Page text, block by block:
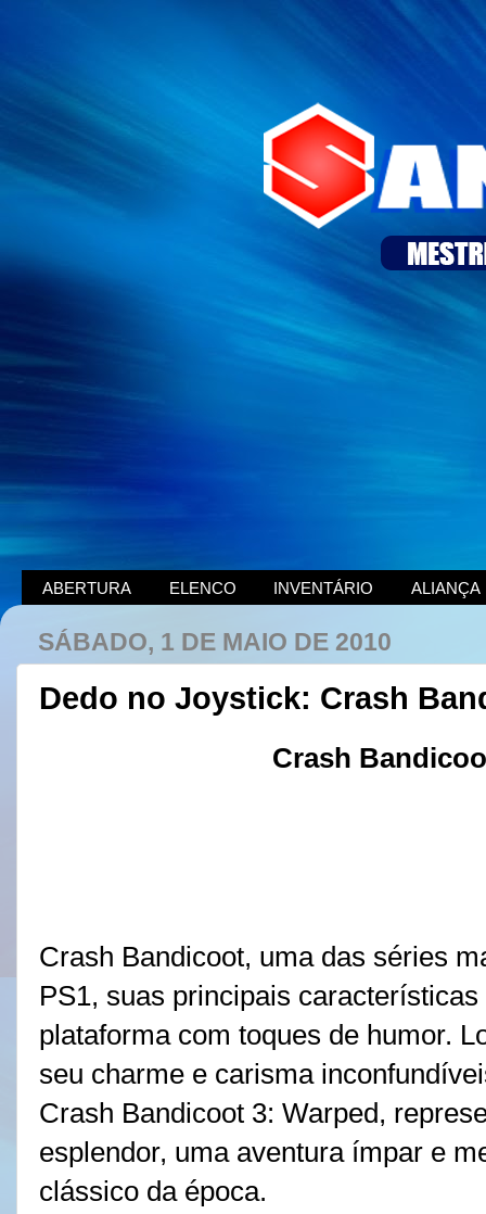
ABERTURA ELENCO INVENTÁRIO ALIANÇA
SÁBADO, 1 DE MAIO DE 2010
Dedo no Joystick: Crash
Crash
Crash Bandicoot, uma das séries
PS1, suas principais
plataforma com toques de humor.
seu charme e carisma
Crash Bandicoot 3: Warped,
esplendor, uma aventura ímpar e
clássico da época.